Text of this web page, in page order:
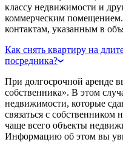
классу недвижимости и
коммерческим
контактам, указанным в
Как снять квартиру на
посредника?
При долгосрочной аренде
собственника». В этом
недвижимости, которые
связаться с
чаще всего объекты
Информацию об этом вы